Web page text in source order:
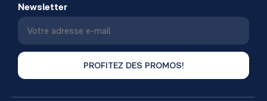
Newsletter
PROFITEZ DES PROMOS!